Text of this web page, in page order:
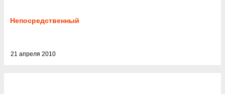
Непосредственный
21 апреля 2010